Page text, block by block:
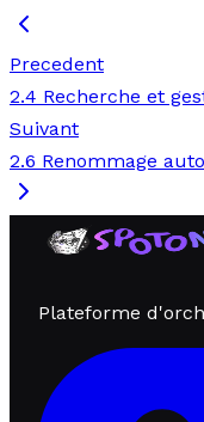
Precedent
2.4 Recherche et
Suivant
2.6 Renommage
Plateforme